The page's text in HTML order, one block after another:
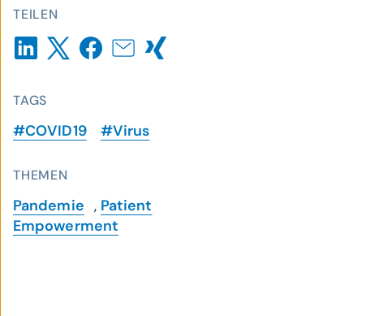
TEILEN
TAGS
#COVID19 #Virus
THEMEN
Pandemie , Patient
Empowerment